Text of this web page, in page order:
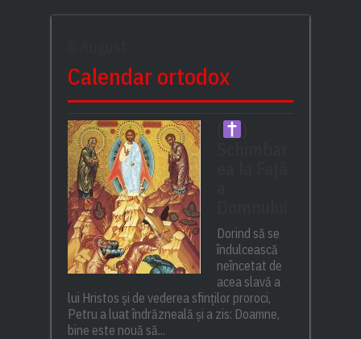
Calendar ortodox
Dorind să se
îndulcească
neîncetat de
acea slavă a
lui Hristos și de vederea sfinților proroci,
Petru a luat îndrăzneală și a zis: Doamne,
bine este nouă să...